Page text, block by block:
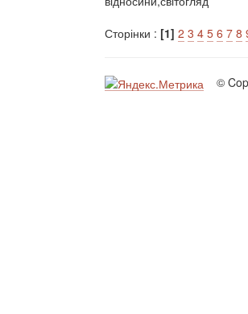
Сторінки : [1] 2 3 4 5 6 7 8
©